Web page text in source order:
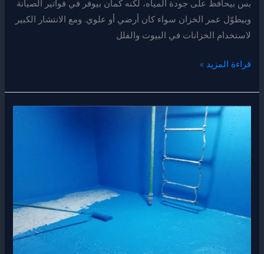
بس بيحافظ على جودة المياه، لكنه كمان بيوفر في فواتير الصيانة
وبيطوّل عمر الخزان سواء كان أرضي أو علوي. ومع الانتشار الكبير
لاستخدام الخزانات في البيوت والفلل
قراءة المزيد »
عزل
خزانات